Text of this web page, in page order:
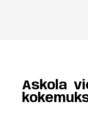
Askola